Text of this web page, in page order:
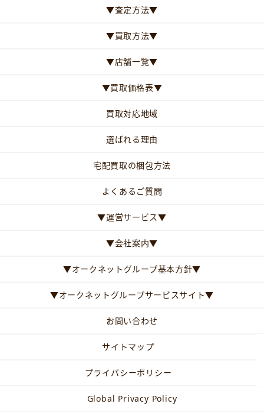
▼査定方法▼
▼買取方法▼
▼店舗一覧▼
▼買取価格表▼
買取対応地域
選ばれる理由
宅配買取の梱包方法
よくあるご質問
▼運営サービス▼
▼会社案内▼
▼オークネットグループ基本方針▼
▼オークネットグループサービスサイト▼
お問い合わせ
サイトマップ
プライバシーポリシー
Global Privacy Policy